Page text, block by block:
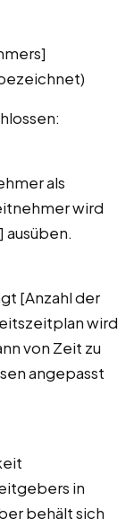
als
wird
[Anzahl der
wird
von Zeit zu
angepasst
in
behält sich